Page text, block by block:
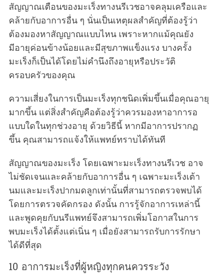
สัญญาณเตือนของมะเร็งทางนรีเวชอาจคลุมเครือและ
คล้ายกับอาการอื่น ๆ นั่นเป็นเหตุผลสำคัญที่ต้องรู้ว่า
ต้องมองหาสัญญาณแบบไหน เพราะหากแม้คุณยัง
มีอายุค่อนข้างน้อยและมีสุขภาพแข็งแรง บางครั้ง
มะเร็งก็เป็นได้โดยไม่คำนึงถึงอายุหรือประวัติ
ครอบครัวของคุณ
ความเสี่ยงในการเป็นมะเร็งทุกชนิดเพิ่มขึ้นเมื่อคุณอายุ
มากขึ้น แต่สิ่งสำคัญคือต้องรู้ว่าควรมองหาอาการอ
แบบใดในทุกช่วงอายุ ด้วยวิธีนี้ หากมีอาการปรากฏ
ขึ้น คุณสามารถแจ้งให้แพทย์ทราบได้ทันที
สัญญาณของมะเร็ง โดยเฉพาะมะเร็งทางนรีเวช อาจ
ไม่ชัดเจนและคล้ายกับอาการอื่น ๆ เฉพาะมะเร็งเต้า
นมและมะเร็งปากมดลูกเท่านั้นที่สามารถตรวจพบได้
โดยการตรวจคัดกรอง ดังนั้น การรู้จักอาการเหล่านี้
และพูดคุยกับนรีแพทย์จึงสามารถเพิ่มโอกาสในการ
พบมะเร็งได้ตั้งแต่เนิ่น ๆ เมื่อยังสามารถรับการรักษา
ได้ดีที่สุด
10 อาการมะเร็งที่ผู้หญิงทุกคนควรระวัง